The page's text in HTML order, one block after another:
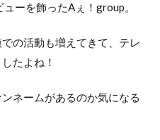
ーを飾ったAぇ！group。
の活動も増えてきて、テレ
たよね！
ネームがあるのか気になる